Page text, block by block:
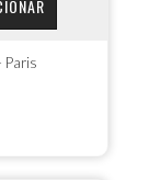
Paris